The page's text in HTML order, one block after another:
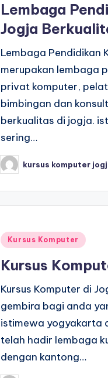
Lembaga
Jogja
Lembaga Pendidikan
merupakan lembaga
privat komputer,
bimbingan dan
berkualitas di jogja.
sering…
kursus komputer
Kursus Komputer
Kursus
Kursus Komputer di
gembira bagi anda
istimewa yogyakarta
telah hadir lembaga
dengan kantong…